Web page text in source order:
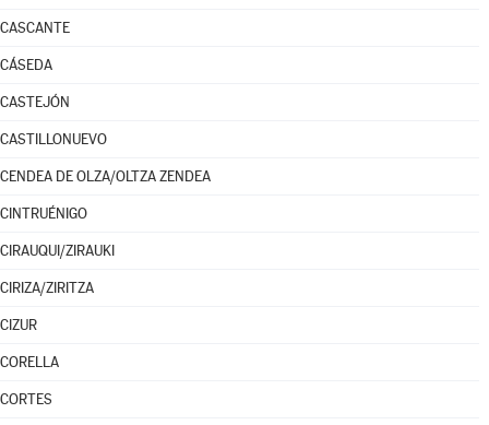
CASCANTE
CÁSEDA
CASTEJÓN
CASTILLONUEVO
CENDEA DE OLZA/OLTZA ZENDEA
CINTRUÉNIGO
CIRAUQUI/ZIRAUKI
CIRIZA/ZIRITZA
CIZUR
CORELLA
CORTES